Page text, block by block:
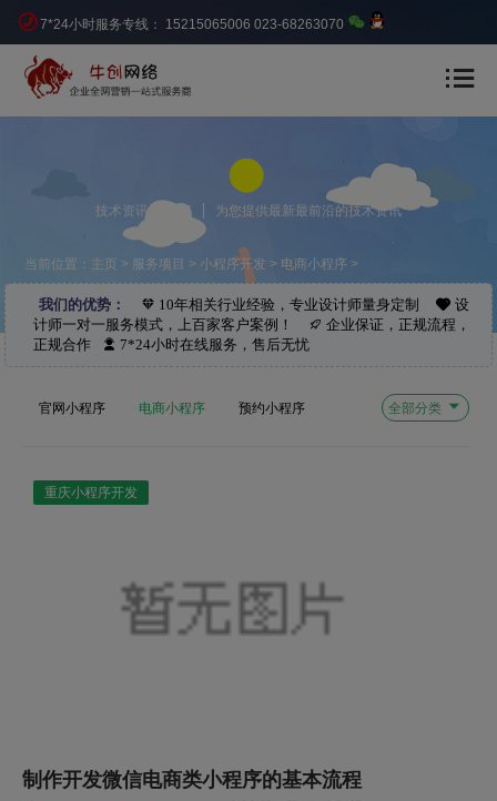
7*24小时服务专线： 15215065006 023-68263070
技术资讯 NEWS 为您提供最新最前沿的技术资讯
当前位置： 主页 > 服务项目 > 小程序开发 > 电商小程序 >
我们的优势： 10年相关行业经验，专业设计师量身定制
设
计师一对一服务模式，上百家客户案例！
企业保证，正规流程，
正规合作
7*24小时在线服务，售后无忧
官网小程序 电商小程序 预约小程序 全部分类
重庆小程序开发
制作开发微信电商类小程序的基本流程